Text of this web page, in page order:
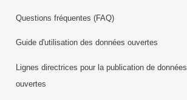
Questions fréquentes (FAQ)
Guide d'utilisation des données ouvertes
Lignes directrices pour la publication de données
ouvertes